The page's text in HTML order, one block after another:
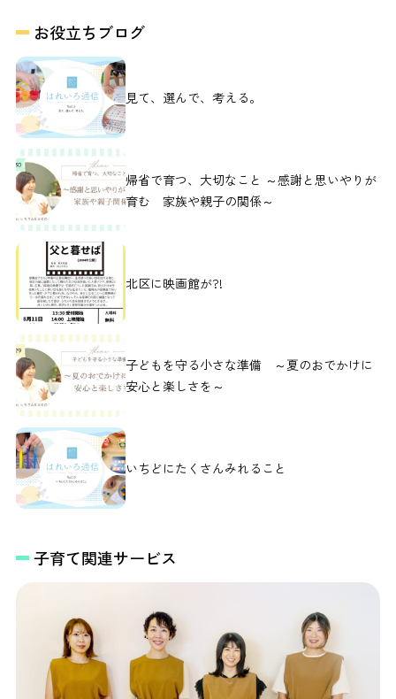
お役立ちブログ
見て、選んで、考える。
帰省で育つ、大切なこと ～感謝と思いやりが
育む 家族や親子の関係～
北区に映画館が?!
子どもを守る小さな準備 ～夏のおでかけに
安心と楽しさを～
いちどにたくさんみれること
子育て関連サービス